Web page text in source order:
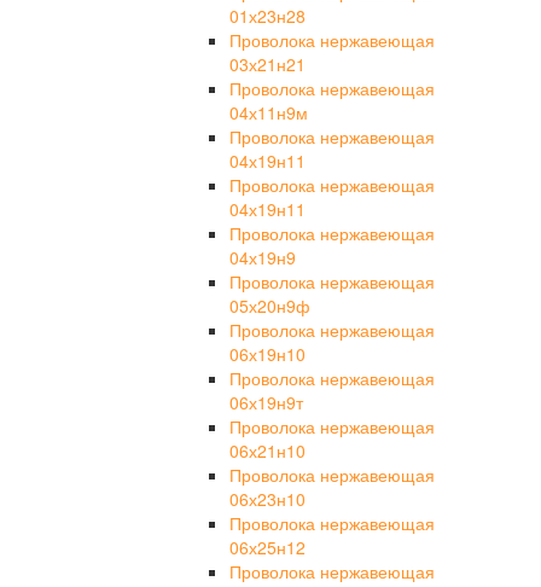
01х23н28
Проволока нержавеющая
03х21н21
Проволока нержавеющая
04х11н9м
Проволока нержавеющая
04х19н11
Проволока нержавеющая
04х19н11
Проволока нержавеющая
04х19н9
Проволока нержавеющая
05х20н9ф
Проволока нержавеющая
06х19н10
Проволока нержавеющая
06х19н9т
Проволока нержавеющая
06х21н10
Проволока нержавеющая
06х23н10
Проволока нержавеющая
06х25н12
Проволока нержавеющая